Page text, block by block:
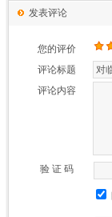
发表评论
您的评价
评论标题
评论内容
验 证 码